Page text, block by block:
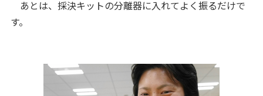
あとは、採決キットの分離器に入れてよく振るだけで
す。